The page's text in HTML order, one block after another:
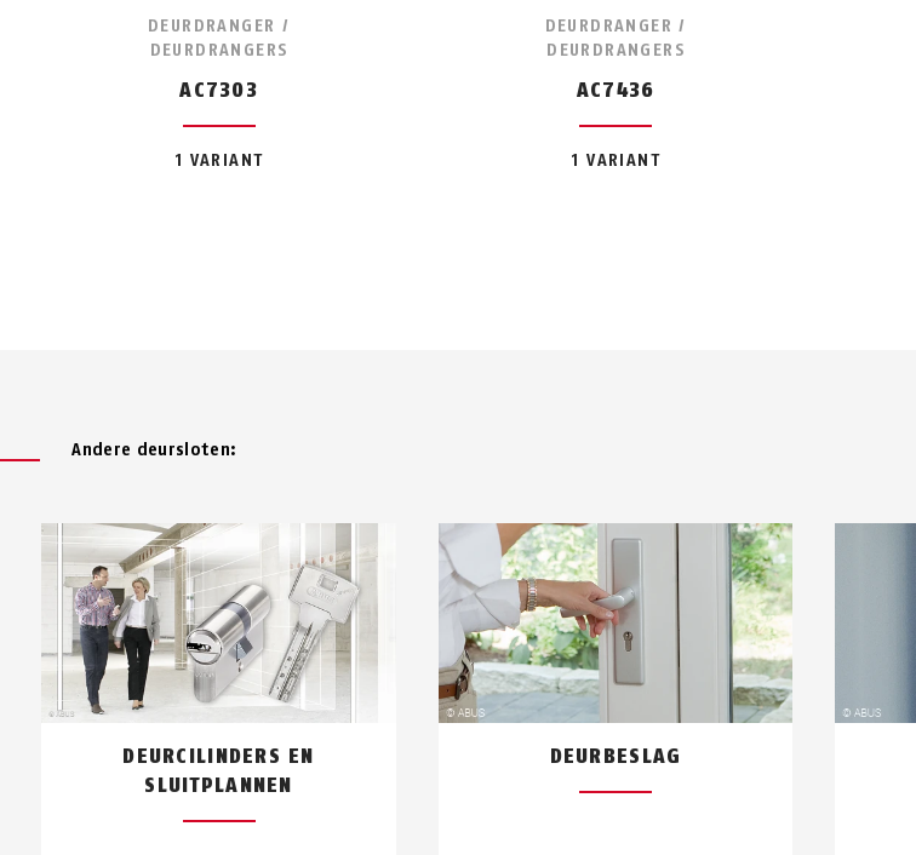
DEURDRANGER /
DEURDRANGERS
AC7303
1 VARIANT
DEURDRANGER /
DEURDRANGERS
AC7436
1 VARIANT
Andere deursloten:
DEURCILINDERS EN
SLUITPLANNEN
DEURBESLAG